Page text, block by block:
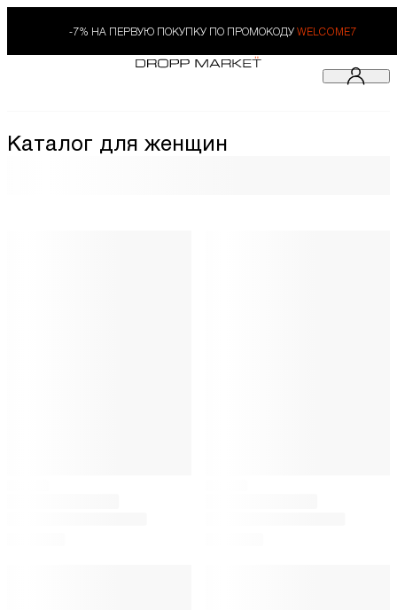
-7% НА ПЕРВУЮ ПОКУПКУ ПО ПРОМОКОДУ WELCOME7
Каталог для женщин